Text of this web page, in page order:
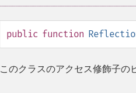
public function
このクラスのアクセス修飾子の